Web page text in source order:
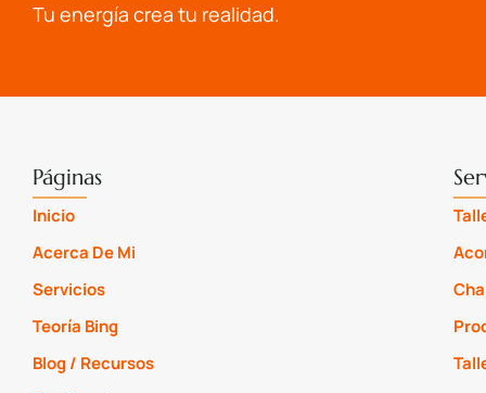
Tu energía crea tu realidad.
Páginas
Inicio
Acerca De Mi
Servicios
Teoría Bing
Blog / Recursos